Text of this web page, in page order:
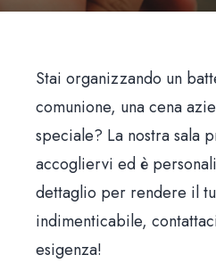
Stai organizzando un
comunione, una cena
speciale? La nostra sala
accogliervi ed è
dettaglio per rendere il
indimenticabile,
esigenza!